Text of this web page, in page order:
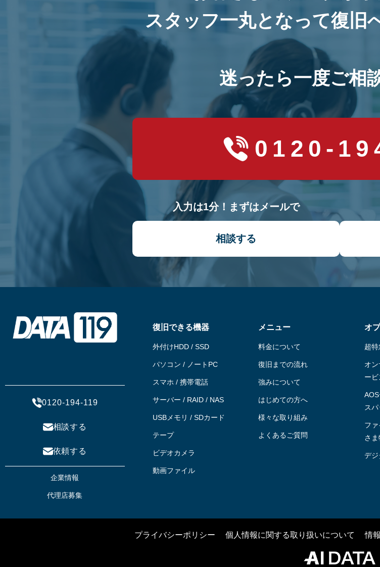
スタッフ一丸となって復旧
迷ったら一度ご相
0120-
入力は1分！まずはメールで
相談する
0120-194-119
相談する
依頼する
企業情報
代理店募集
復旧できる機器
外付けHDD / SSD
パソコン / ノートPC
スマホ / 携帯電話
サーバー / RAID / NAS
USBメモリ / SDカード
テープ
ビデオカメラ
動画ファイル
メニュー
料金について
復旧までの流れ
強みについて
はじめての方へ
様々な取り組み
よくあるご質問
オ
超
オ
ービ
スパ
フ
さ
デジ
プライバシーポリシー 個人情報に関する取り扱いについて 情